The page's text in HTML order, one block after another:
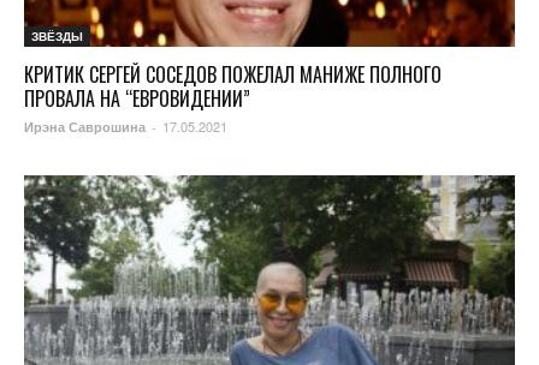
ЗВЁЗДЫ
КРИТИК СЕРГЕЙ СОСЕДОВ ПОЖЕЛАЛ МАНИЖЕ ПОЛНОГО
ПРОВАЛА НА “ЕВРОВИДЕНИИ”
Ирэна Саврошина - 17.05.2021